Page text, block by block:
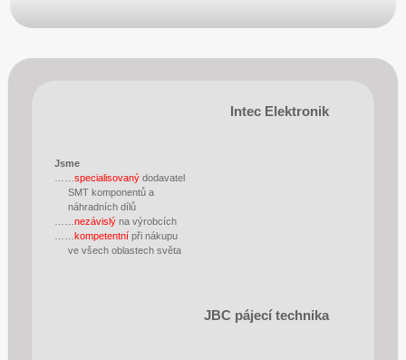
Intec Elektronik
Jsme
specialisovaný dodavatel
SMT komponentů a
náhradních dílů
nezávislý na výrobcích
kompetentní při nákupu
ve všech oblastech světa
JBC pájecí technika